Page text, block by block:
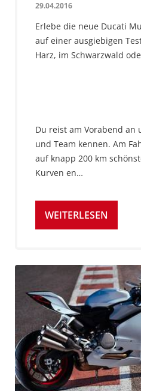
29.04.2016
Erlebe die neue Ducati
auf einer ausgiebigen
Harz, im Schwarzwald
Du reist am Vorabend an
und Team kennen. Am
auf knapp 200 km
Kurven en…
WEITERLESEN